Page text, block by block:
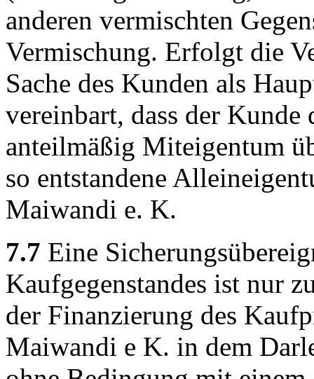
anderen vermischten
Vermischung. Erfolgt die
Sache des Kunden als
vereinbart, dass der
anteilmäßig Miteigentum
so entstandene
Maiwandi e. K.
7.7 Eine
Kaufgegenstandes ist nur
der Finanzierung des
Maiwandi e K. in dem